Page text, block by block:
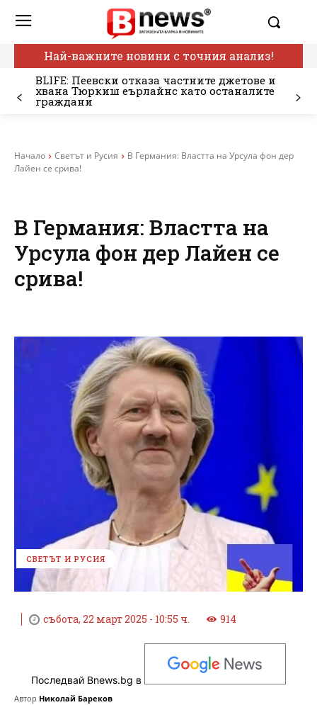
Най-важните новини с точния анализ!
BLIFE: Пеевски отказа частните джетове и
хвана Тюркиш еърлайнс като останалите
граждани
Начало Светът и Русия
В Германия: Властта на Урсула фон дер
Лайен се срива!
В Германия: Властта на
Урсула фон дер Лайен се
срива!
СВЕТЪТ И РУСИЯ
събота, 22 март 2025 - 10:55 ч. 914
Последвай Bnews.bg в
Автор Николай Бареков